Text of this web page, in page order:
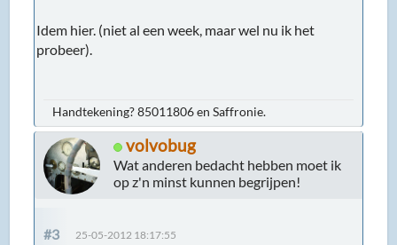
Idem hier. (niet al een week, maar wel nu ik het
probeer).
Handtekening? 85011806 en Saffronie.
volvobug
Wat anderen bedacht hebben moet ik
op z'n minst kunnen begrijpen!
#3 25-05-2012 18:17:55